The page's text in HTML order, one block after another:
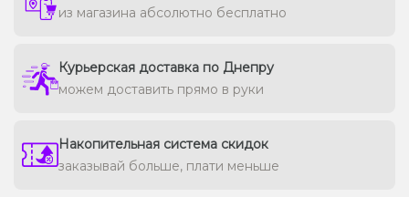
из магазина абсолютно бесплатно
Курьерская доставка по Днепру
можем доставить прямо в руки
Накопительная система скидок
заказывай больше, плати меньше